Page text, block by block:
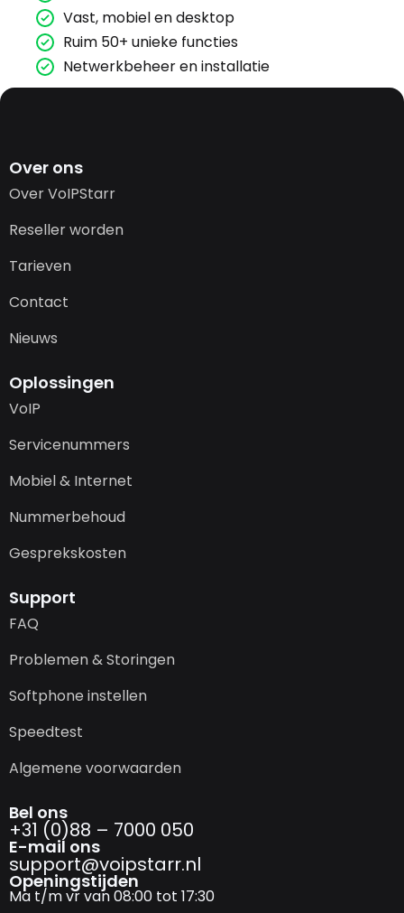
Vast, mobiel en desktop
Ruim 50+ unieke functies
Netwerkbeheer en installatie
Over ons
Over VoIPStarr
Reseller worden
Tarieven
Contact
Nieuws
Oplossingen
VoIP
Servicenummers
Mobiel & Internet
Nummerbehoud
Gesprekskosten
Support
FAQ
Problemen & Storingen
Softphone instellen
Speedtest
Algemene voorwaarden
Bel ons
+31 (0)88 – 7000 050
E-mail ons
support@­voipstarr.nl
Openingstijden
Ma t/m vr van 08:00 tot 17:30